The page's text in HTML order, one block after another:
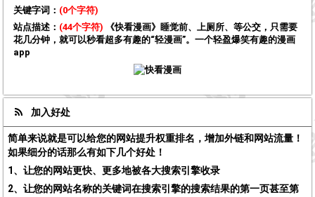
关键字词： (0个字符)
站点描述： (44个字符) 《快看漫画》睡觉前、上厕所、等公交，只需要
花几分钟，就可以秒看超多有趣的“轻漫画”。一个轻盈爆笑有趣的漫画
app
加入好处
简单来说就是可以给您的网站提升权重排名，增加外链和网站流量！
如果细分的话那么有如下几个好处！
1、让您的网站更快、更多地被各大搜索引擎收录
2、让您的网站名称的关键词在搜索引擎的搜索结果的第一页甚至第